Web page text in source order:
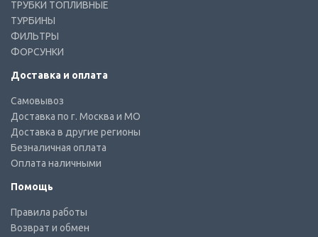
ТРУБКИ ТОПЛИВНЫЕ
ТУРБИНЫ
ФИЛЬТРЫ
ФОРСУНКИ
Доставка и оплата
Самовывоз
Доставка по г. Москва и МО
Доставка в другие регионы
Безналичная оплата
Оплата наличными
Помощь
Правила работы
Возврат и обмен